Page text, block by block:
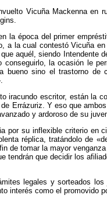
Vicuña Mackenna
la época del primer
a la cual contestó Vicuña
aquél, siendo
la ocasión le
bueno sino el trastorno
iracundo escritor, están la
Errázuriz. Y eso que
y ardoroso de su
por su inflexible criterio
réplica, tratándolo de
de tomar la mayor
tendrán que decidir los
legales y sorteados
interés como el promovido